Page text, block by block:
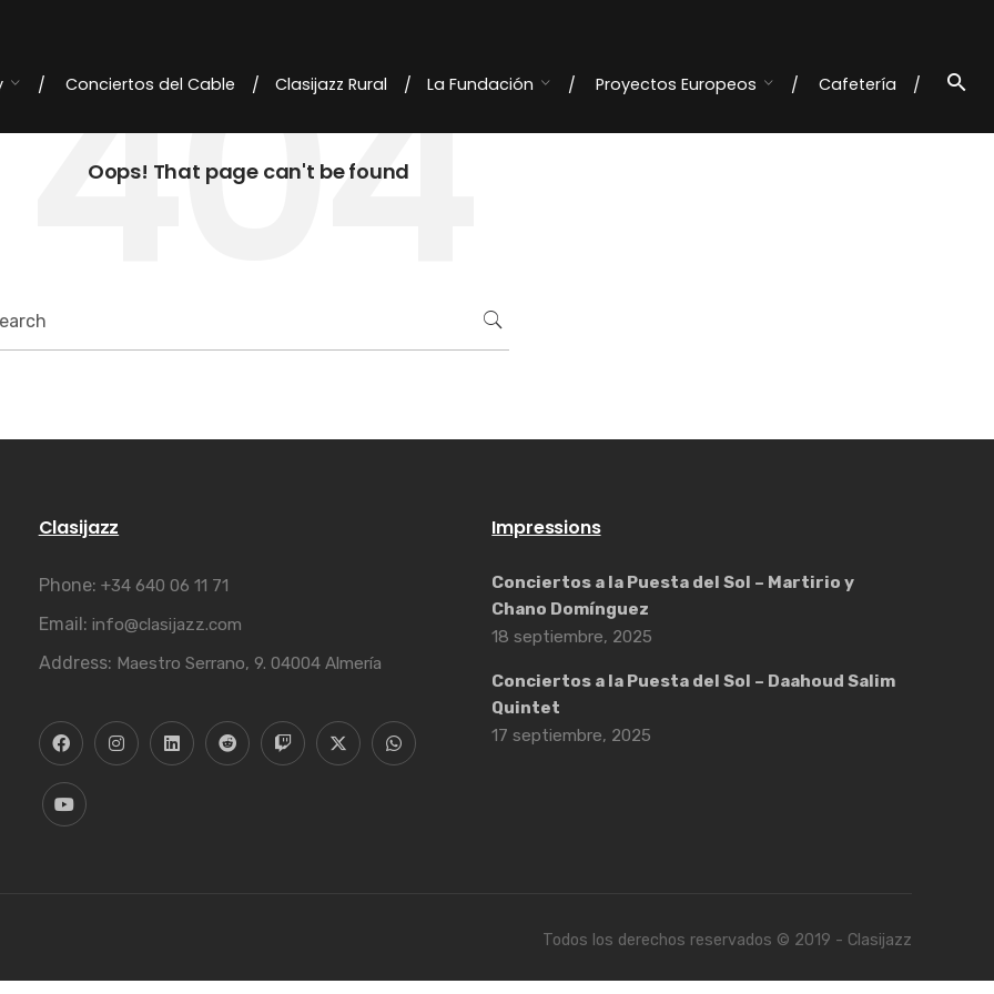
Conciertos del Cable Clasijazz Rural La Fundación Proyectos Europeos
Cafetería
404
Oops! That page can't be found
Clasijazz
Phone: +34 640 06 11 71
Email: info@clasijazz.com
Address: Maestro Serrano, 9. 04004 Almería
Impressions
Conciertos a la Puesta del Sol – Martirio y
Chano Domínguez
18 septiembre, 2025
Conciertos a la Puesta del Sol – Daahoud Salim
Quintet
17 septiembre, 2025
Todos los derechos reservados © 2019 - Clasijazz